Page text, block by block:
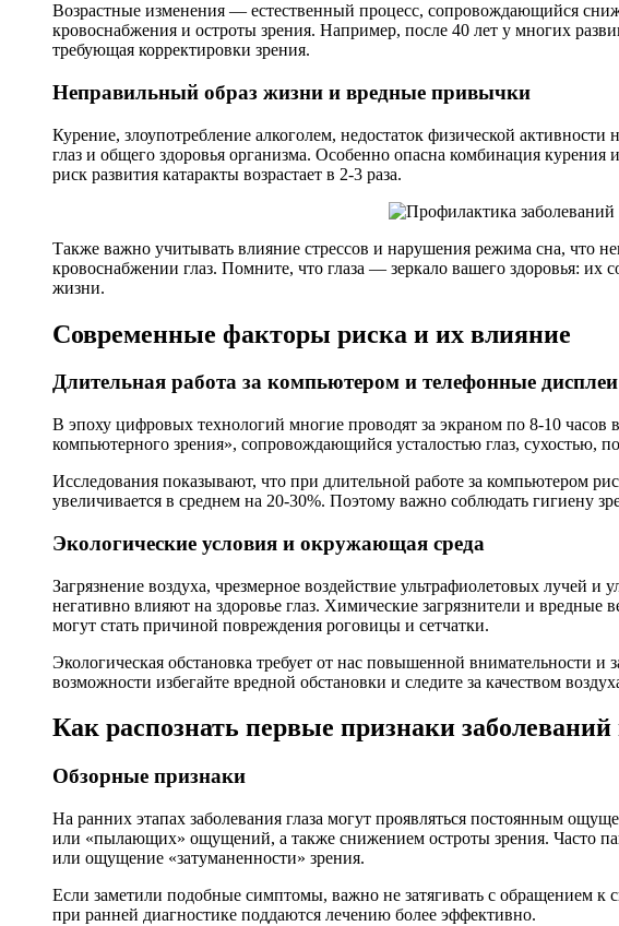
Возрастные изменения — естественный процесс, сопровождающийся
кровоснабжения и остроты зрения. Например, после 40 лет у многих
требующая корректировки зрения.
Неправильный образ жизни и вредные привычки
Курение, злоупотребление алкоголем, недостаток физической активности
глаз и общего здоровья организма. Особенно опасна комбинация курения
риск развития катаракты возрастает в 2-3 раза.
Также важно учитывать влияние стрессов и нарушения режима сна, что
кровоснабжении глаз. Помните, что глаза — зеркало вашего здоровья: их
жизни.
Современные факторы риска и их влияние
Длительная работа за компьютером и телефонные дисплеи
В эпоху цифровых технологий многие проводят за экраном по 8-10
компьютерного зрения», сопровождающийся усталостью глаз, сухостью,
Исследования показывают, что при длительной работе за компьютером
увеличивается в среднем на 20-30%. Поэтому важно соблюдать гигиену
Экологические условия и окружающая среда
Загрязнение воздуха, чрезмерное воздействие ультрафиолетовых лучей и
негативно влияют на здоровье глаз. Химические загрязнители и
могут стать причиной повреждения роговицы и сетчатки.
Экологическая обстановка требует от нас повышенной внимательности
возможности избегайте вредной обстановки и следите за качеством
Как распознать первые признаки заболеваний
Обзорные признаки
На ранних этапах заболевания глаза могут проявляться постоянным
или «пылающих» ощущений, а также снижением остроты зрения. Часто
или ощущение «затуманенности» зрения.
Если заметили подобные симптомы, важно не затягивать с обращением к
при ранней диагностике поддаются лечению более эффективно.